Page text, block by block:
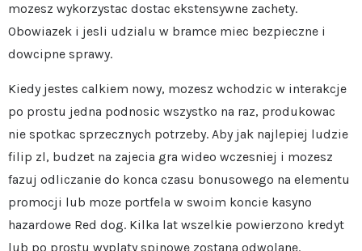
mozesz wykorzystac dostac ekstensywne zachety.
Obowiazek i jesli udzialu w bramce miec bezpieczne i
dowcipne sprawy.
Kiedy jestes calkiem nowy, mozesz wchodzic w interakcje
po prostu jedna podnosic wszystko na raz, produkowac
nie spotkac sprzecznych potrzeby. Aby jak najlepiej ludzie
filip zl, budzet na zajecia gra wideo wczesniej i mozesz
fazuj odliczanie do konca czasu bonusowego na elementu
promocji lub moze portfela w swoim koncie kasyno
hazardowe Red dog. Kilka lat wszelkie powierzono kredyt
lub po prostu wyplaty spinowe zostana odwolane.